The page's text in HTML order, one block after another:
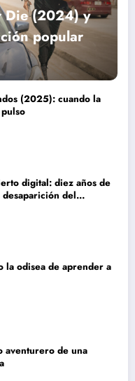
Die (2024) y
popular
(2025): cuando la
digital: diez años de
del
la odisea de aprender a
aventurero de una